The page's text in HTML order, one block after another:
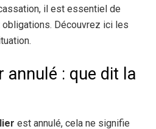
il est essentiel de
Découvrez ici les
annulé : que dit la
est annulé, cela ne signifie